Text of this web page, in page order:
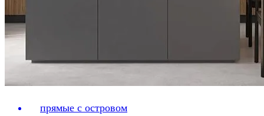
прямые с островом